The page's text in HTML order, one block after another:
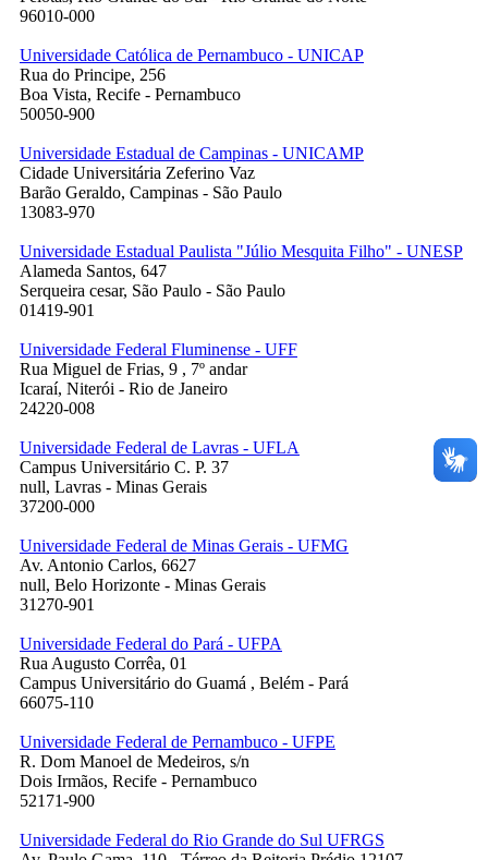
96010-000
Universidade Católica de Pernambuco - UNICAP
Rua do Principe, 256
Boa Vista, Recife - Pernambuco
50050-900
Universidade Estadual de Campinas - UNICAMP
Cidade Universitária Zeferino Vaz
Barão Geraldo, Campinas - São Paulo
13083-970
Universidade Estadual Paulista "Júlio Mesquita Filho" - UNESP
Alameda Santos, 647
Serqueira cesar, São Paulo - São Paulo
01419-901
Universidade Federal Fluminense - UFF
Rua Miguel de Frias, 9 , 7º andar
Icaraí, Niterói - Rio de Janeiro
24220-008
Universidade Federal de Lavras - UFLA
Campus Universitário C. P. 37
null, Lavras - Minas Gerais
37200-000
Universidade Federal de Minas Gerais - UFMG
Av. Antonio Carlos, 6627
null, Belo Horizonte - Minas Gerais
31270-901
Universidade Federal do Pará - UFPA
Rua Augusto Corrêa, 01
Campus Universitário do Guamá , Belém - Pará
66075-110
Universidade Federal de Pernambuco - UFPE
R. Dom Manoel de Medeiros, s/n
Dois Irmãos, Recife - Pernambuco
52171-900
Universidade Federal do Rio Grande do Sul UFRGS